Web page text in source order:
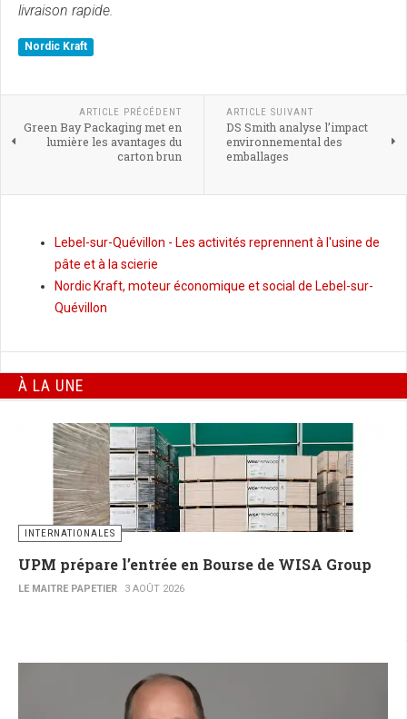
livraison rapide.
Nordic Kraft
ARTICLE PRÉCÉDENT
Green Bay Packaging met en
lumière les avantages du
carton brun
ARTICLE SUIVANT
DS Smith analyse l’impact
environnemental des
emballages
Lebel-sur-Quévillon - Les activités reprennent à l'usine de
pâte et à la scierie
Nordic Kraft, moteur économique et social de Lebel-sur-
Quévillon
À LA UNE
INTERNATIONALES
UPM prépare l’entrée en Bourse de WISA Group
LE MAITRE PAPETIER 3 AOÛT 2026